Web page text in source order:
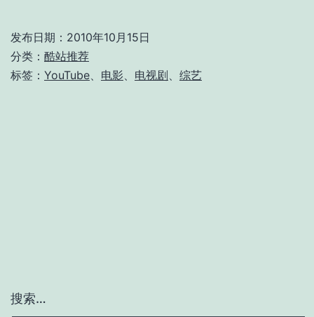
国
发布日期： 2010年10月15日
分类： 酷站推荐
标签： YouTube 电影 电视剧 综艺
搜索…